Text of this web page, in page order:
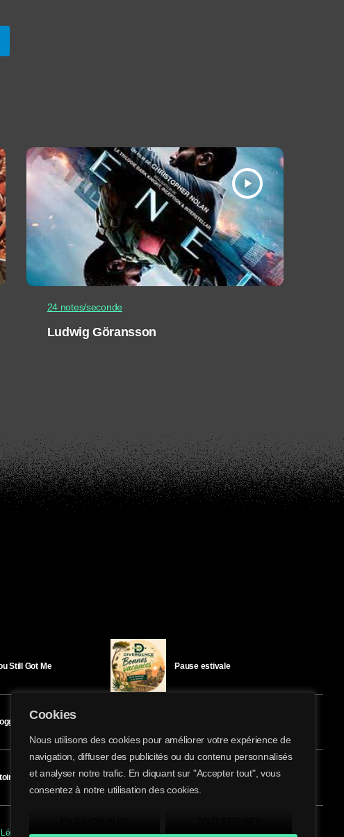
Cookies
Nous utilisons des cookies pour améliorer votre expérience de
navigation, diffuser des publicités ou du contenu personnalisés
et analyser notre trafic. En cliquant sur "Accepter tout", vous
consentez à notre utilisation des cookies.
share
email
play_arrow
24 notes/seconde
Ludwig Göransson
Still Got Me
– Héloïse Bay
Pause estivale
Ici l’Ombre – mardi 28 juillet
.